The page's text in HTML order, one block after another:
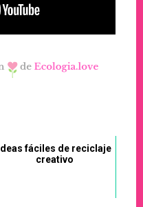
Ideas fáciles de reciclaje
creativo